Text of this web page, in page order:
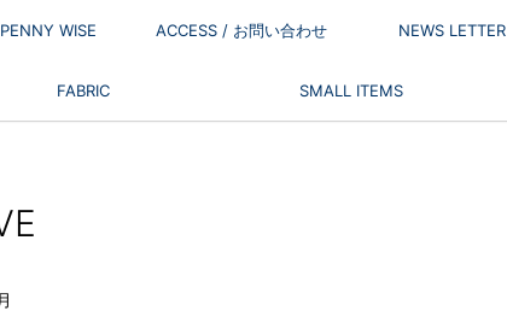
WISE ACCESS / お問い合わせ NEWS LETTER
FABRIC SMALL ITEMS